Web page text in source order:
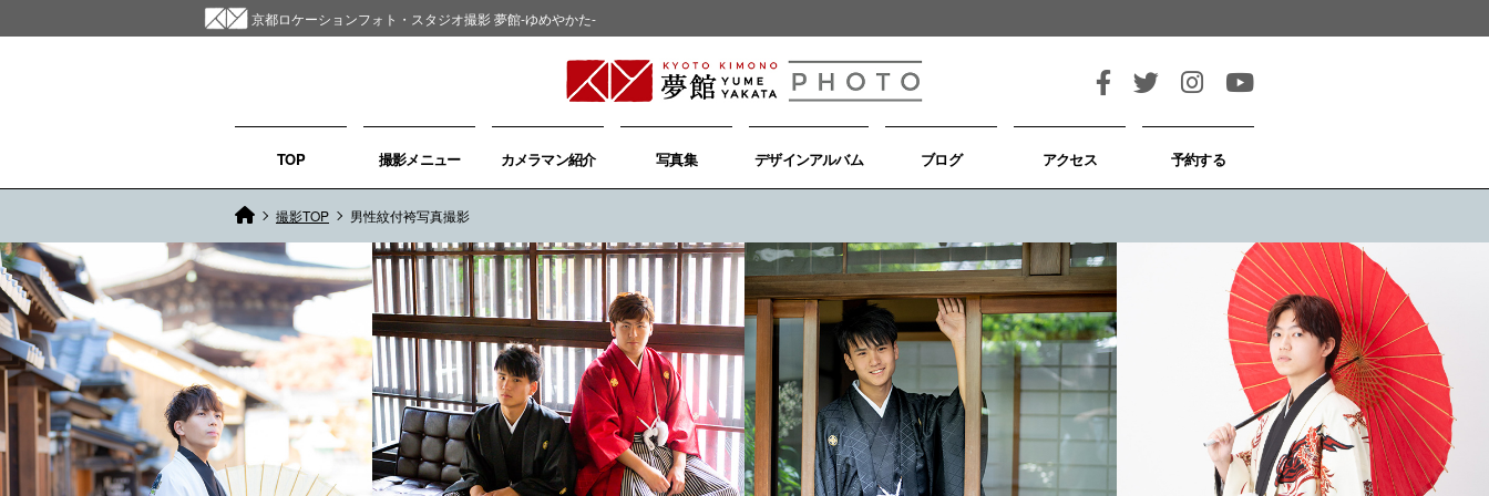
京都ロケーションフォト・スタジオ撮影 夢館-ゆめやかた-
TOP 撮影メニュー カメラマン紹介 写真集 デザインアルバム ブログ アクセス 予約する
撮影TOP 男性紋付袴写真撮影